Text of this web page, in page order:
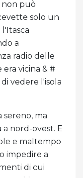
non può
solo un
l'Itasca
a
radio delle
vicina & #
vedere l'isola
sereno, ma
nord-ovest. E
e maltempo
impedire a
di cui